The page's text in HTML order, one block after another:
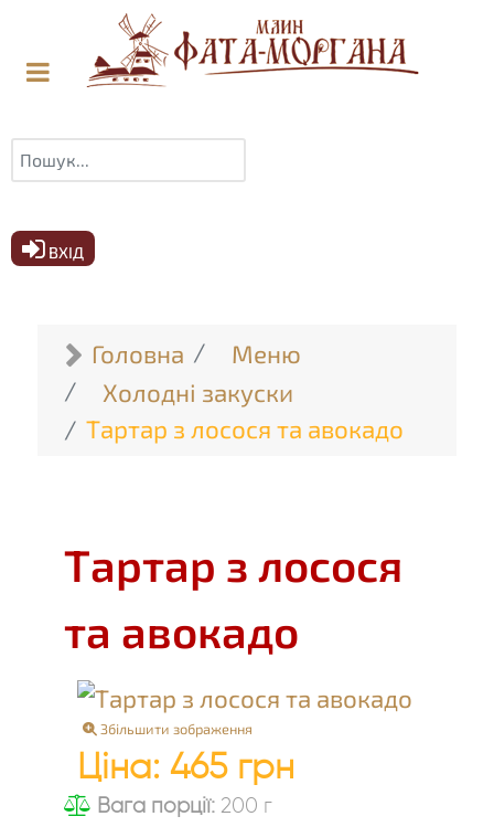
Пошук
ВХІД
Головна
Меню
Холодні закуски
Тартар з лосося та авокадо
Тартар з лосося
та авокадо
Збільшити зображення
Ціна: 465 грн
Вага порції: 200 г